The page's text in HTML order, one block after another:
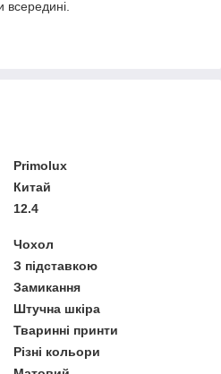
всередині.
Primolux
Китай
12.4
Чохол
З підставкою
Замикання
Штучна шкіра
Тваринні принти
Різні кольори